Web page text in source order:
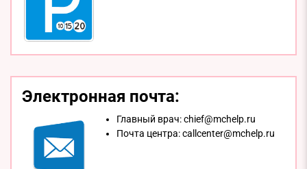
Электронная почта:
Главный врач:chief@mchelp.ru
Почта центра:callcenter@mchelp.ru